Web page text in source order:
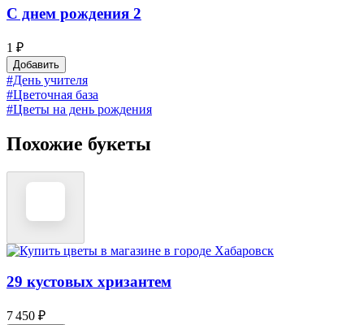
С днем рождения 2
1 ₽
Добавить
#День учителя
#Цветочная база
#Цветы на день рождения
Похожие букеты
29 кустовых хризантем
7 450 ₽